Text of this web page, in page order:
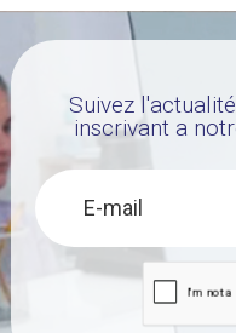
Suivez
inscrivant a